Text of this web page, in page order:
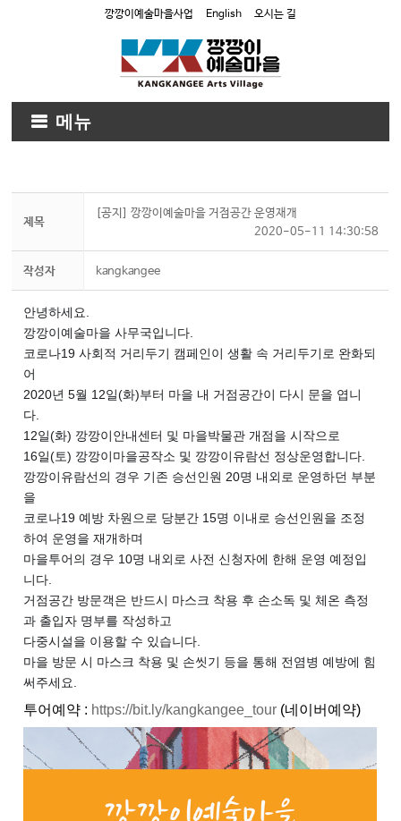
깡깡이예술마을사업 English 오시는 길
메뉴
제목
[공지] 깡깡이예술마을 거점공간 운영재개
2020-05-11 14:30:58
작성자 kangkangee
안녕하세요.
깡깡이예술마을 사무국입니다.
코로나19 사회적 거리두기 캠페인이 생활 속 거리두기로 완화되
어
2020년 5월 12일(화)부터 마을 내 거점공간이 다시 문을 엽니
다.
12일(화) 깡깡이안내센터 및 마을박물관 개점을 시작으로
16일(토) 깡깡이마을공작소 및 깡깡이유람선 정상운영합니다.
깡깡이유람선의 경우 기존 승선인원 20명 내외로 운영하던 부분
을
코로나19 예방 차원으로 당분간 15명 이내로 승선인원을 조정
하여 운영을 재개하며
마을투어의 경우 10명 내외로 사전 신청자에 한해 운영 예정입
니다.
거점공간 방문객은 반드시 마스크 착용 후 손소독 및 체온 측정
과 출입자 명부를 작성하고
다중시설을 이용할 수 있습니다.
마을 방문 시 마스크 착용 및 손씻기 등을 통해 전염병 예방에 힘
써주세요.
투어예약 : https://bit.ly/kangkangee_tour (네이버예약)